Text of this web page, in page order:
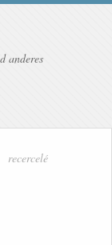
anderes
recercelé